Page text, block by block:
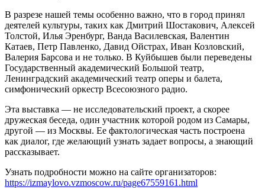
В разрезе нашей темы особенно важно, что в город принял
деятелей культуры, таких как Дмитрий Шостакович, Алексей
Толстой, Илья Эренбург, Ванда Василевская, Валентин
Катаев, Петр Павленко, Давид Ойстрах, Иван Козловский,
Валерия Барсова и не только. В Куйбышев были переведены
Государственный академический Большой театр,
Ленинградский академический театр оперы и балета,
симфонический оркестр Всесоюзного радио.
Эта выставка — не исследовательский проект, а скорее
дружеская беседа, один участник которой родом из Самары,
другой — из Москвы. Ее фактологическая часть построена
как диалог, где желающий узнать задает вопросы, а знающий
рассказывает.
Узнать подробности можно на сайте организаторов:
https://izmaylovo.vzmoscow.ru/page67559161.html